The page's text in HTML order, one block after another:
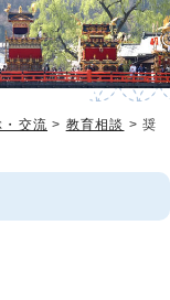
・交流 > 教育相談 > 奨